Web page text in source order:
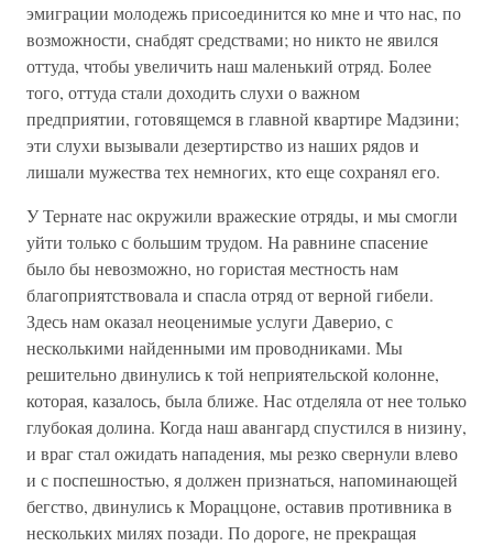
эмиграции молодежь присоединится ко мне и что нас, по
возможности, снабдят средствами; но никто не явился
оттуда, чтобы увеличить наш маленький отряд. Более
того, оттуда стали доходить слухи о важном
предприятии, готовящемся в главной квартире Мадзини;
эти слухи вызывали дезертирство из наших рядов и
лишали мужества тех немногих, кто еще сохранял его.
У Тернате нас окружили вражеские отряды, и мы смогли
уйти только с большим трудом. На равнине спасение
было бы невозможно, но гористая местность нам
благоприятствовала и спасла отряд от верной гибели.
Здесь нам оказал неоценимые услуги Даверио, с
несколькими найденными им проводниками. Мы
решительно двинулись к той неприятельской колонне,
которая, казалось, была ближе. Нас отделяла от нее только
глубокая долина. Когда наш авангард спустился в низину,
и враг стал ожидать нападения, мы резко свернули влево
и с поспешностью, я должен признаться, напоминающей
бегство, двинулись к Мораццоне, оставив противника в
нескольких милях позади. По дороге, не прекращая